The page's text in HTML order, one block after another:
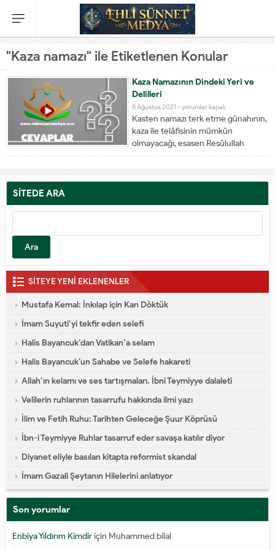
"Kaza namazı" ile Etiketlenen Konular
Kaza Namazının Dindeki Yeri ve
Delilleri
8 Ağustos 2021 - yorumlar kapalı
Kasten namazı terk etme günahının,
kaza ile telâfisinin mümkün
olmayacağı, esasen Resûlullah
(Sallallahu Aleyhi ve Sellem)’in bu
konudaki söz ve uygulamalarının
hep mazeret sebebiyle vakti
düşüncesinden hareketle, bazı
SİTEDE ARA
SİTEYE YENİ EKLENENLER
Mustafa Kemal: İnkılap için Kan Döktük
İmam Suyuti’yi tekfir eden selefi
Halis Bayancuk’dan Vatikan’a selam
Halis Bayancuk’un Sahabe ve Selefe hakareti
Allah’ın kelamı ve ses tartışmaları. İbni Teymiyye dalaleti
Velilerin ruhlarının tasarrufu hakkında ilmi yazı
İlim ve Fetih Ruhu: Tarihten Geleceğe Şuur Köprüsü
İbn-i Teymiyye Ruhlar tasarruf eder savaşa katılır diyor
Diyanet eliyle basılan kitapta reformist skandal
İmam Gazali Şeytanın Hilelerini anlatıyor
Son yorumlar
Enbiya Yıldırım Kimdiriçin Muhammed bilal